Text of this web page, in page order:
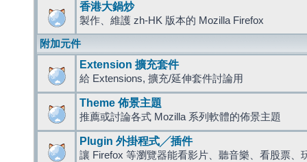
香港大鍋炒
製作、維護 zh-HK 版本的 Mozilla Firefox
附加元件
Extension 擴充套件
給 Extensions, 擴充/延伸套件討論用
Theme 佈景主題
推薦或討論各式 Mozilla 系列軟體的佈景主題
Plugin 外掛程式╱插件
讓 Firefox 等瀏覽器能看影片、聽音樂、看股票、